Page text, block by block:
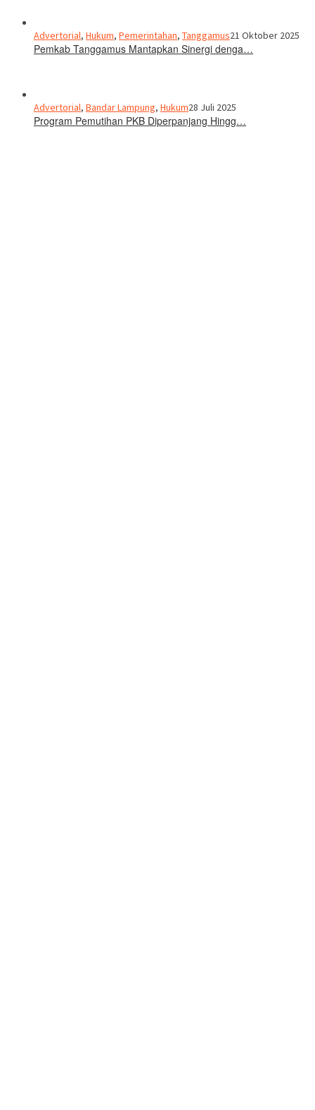
Advertorial, Hukum, Pemerintahan, Tanggamus21 Oktober 2025
Pemkab Tanggamus Mantapkan Sinergi denga…
Advertorial, Bandar Lampung, Hukum28 Juli 2025
Program Pemutihan PKB Diperpanjang Hingg…